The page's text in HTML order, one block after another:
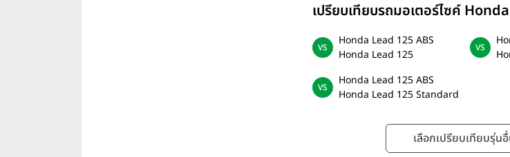
เปรียบเทียบรถมอเตอร์ไซค์
Honda Lead 125 ABS
Honda Lead 125
Honda Lead 125 ABS
Honda Lead 125 Standard
เลือกเปรียบเทียบรุ่น